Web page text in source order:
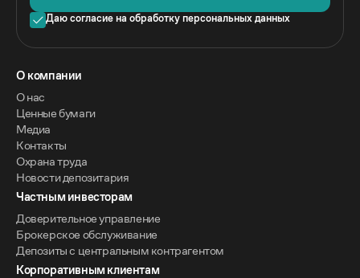
Даю согласие на обработку персональных данных
O компании
О нас
Ценные бумаги
Медиа
Контакты
Охрана труда
Новости депозитария
Частным инвесторам
Доверительное управление
Брокерское обслуживание
Депозиты с центральным контрагентом
Корпоративным клиентам